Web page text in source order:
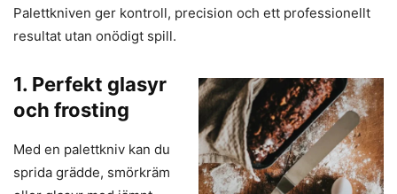
Palettkniven ger kontroll, precision och ett professionellt
resultat utan onödigt spill.
1. Perfekt glasyr
och frosting
Med en palettkniv kan du
sprida grädde, smörkräm